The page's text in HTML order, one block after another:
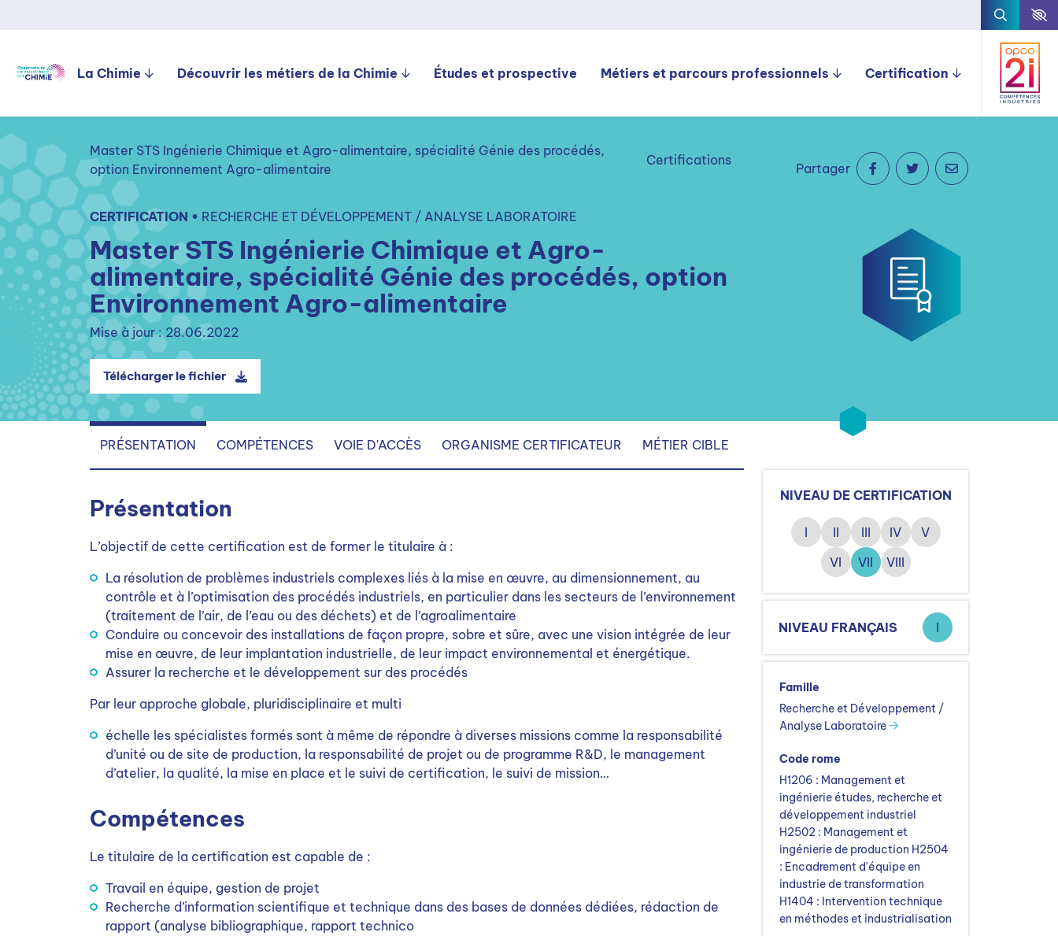
La Chimie Découvrir les métiers de la Chimie Études et prospective Métiers et parcours professionnels Certification
Master STS Ingénierie Chimique et Agro-alimentaire, spécialité Génie des procédés,
option Environnement Agro-alimentaire
Certifications
CERTIFICATION • RECHERCHE ET DÉVELOPPEMENT / ANALYSE LABORATOIRE
Master STS Ingénierie Chimique et Agro-
alimentaire, spécialité Génie des procédés, option
Environnement Agro-alimentaire
Mise à jour : 28.06.2022
Télécharger le fichier
Partager
PRÉSENTATION COMPÉTENCES VOIE D'ACCÈS ORGANISME CERTIFICATEUR MÉTIER CIBLE
Présentation
L’objectif de cette certification est de former le titulaire à :
La résolution de problèmes industriels complexes liés à la mise en œuvre, au dimensionnement, au
contrôle et à l’optimisation des procédés industriels, en particulier dans les secteurs de l’environnement
(traitement de l’air, de l’eau ou des déchets) et de l’agroalimentaire
Conduire ou concevoir des installations de façon propre, sobre et sûre, avec une vision intégrée de leur
mise en œuvre, de leur implantation industrielle, de leur impact environnemental et énergétique.
Assurer la recherche et le développement sur des procédés
Par leur approche globale, pluridisciplinaire et multi
échelle les spécialistes formés sont à même de répondre à diverses missions comme la responsabilité
d’unité ou de site de production, la responsabilité de projet ou de programme R&D, le management
d’atelier, la qualité, la mise en place et le suivi de certification, le suivi de mission…
Compétences
Le titulaire de la certification est capable de :
Travail en équipe, gestion de projet
Recherche d’information scientifique et technique dans des bases de données dédiées, rédaction de
rapport (analyse bibliographique, rapport technico
NIVEAU DE CERTIFICATION
I II III IV
V
VI
VII VIII
NIVEAU FRANÇAIS I
Famille
Recherche et Développement /
Analyse Laboratoire
Code rome
H1206 : Management et
ingénierie études, recherche et
développement industriel
H2502 : Management et
ingénierie de production H2504
: Encadrement d'équipe en
industrie de transformation
H1404 : Intervention technique
en méthodes et industrialisation